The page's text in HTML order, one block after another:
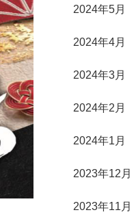
2024年5月
2024年4月
2024年3月
2024年2月
2024年1月
2023年12月
2023年11月